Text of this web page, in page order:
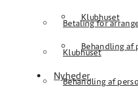
Klubhuset
Behandling af
Nyheder
Betaling for
Klubhuset
Behandling af